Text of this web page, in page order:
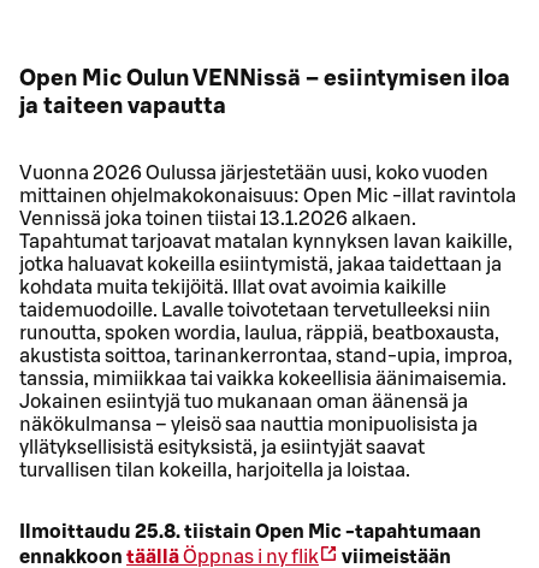
Open Mic Oulun VENNissä – esiintymisen iloa
ja taiteen vapautta
Vuonna 2026 Oulussa järjestetään uusi, koko vuoden
mittainen ohjelmakokonaisuus: Open Mic -illat ravintola
Vennissä joka toinen tiistai 13.1.2026 alkaen.
Tapahtumat tarjoavat matalan kynnyksen lavan kaikille,
jotka haluavat kokeilla esiintymistä, jakaa taidettaan ja
kohdata muita tekijöitä. Illat ovat avoimia kaikille
taidemuodoille. Lavalle toivotetaan tervetulleeksi niin
runoutta, spoken wordia, laulua, räppiä, beatboxausta,
akustista soittoa, tarinankerrontaa, stand-upia, improa,
tanssia, mimiikkaa tai vaikka kokeellisia äänimaisemia.
Jokainen esiintyjä tuo mukanaan oman äänensä ja
näkökulmansa – yleisö saa nauttia monipuolisista ja
yllätyksellisistä esityksistä, ja esiintyjät saavat
turvallisen tilan kokeilla, harjoitella ja loistaa.
Ilmoittaudu 25.8. tiistain Open Mic -tapahtumaan
ennakkoon täälläÖppnas i ny flik
viimeistään